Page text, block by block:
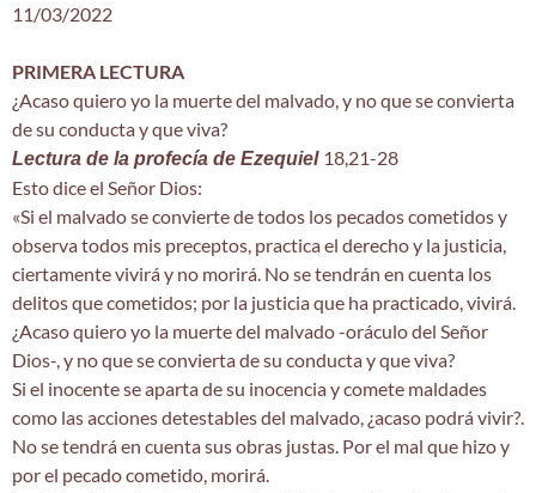
11/03/2022
PRIMERA LECTURA
¿Acaso quiero yo la muerte del malvado, y no que se convierta
de su conducta y que viva?
Lectura de la profecía de Ezequiel 18,21-28
Esto dice el Señor Dios:
«Si el malvado se convierte de todos los pecados cometidos y
observa todos mis preceptos, practica el derecho y la justicia,
ciertamente vivirá y no morirá. No se tendrán en cuenta los
delitos que cometidos; por la justicia que ha practicado, vivirá.
¿Acaso quiero yo la muerte del malvado -oráculo del Señor
Dios-, y no que se convierta de su conducta y que viva?
Si el inocente se aparta de su inocencia y comete maldades
como las acciones detestables del malvado, ¿acaso podrá vivir?.
No se tendrá en cuenta sus obras justas. Por el mal que hizo y
por el pecado cometido, morirá.